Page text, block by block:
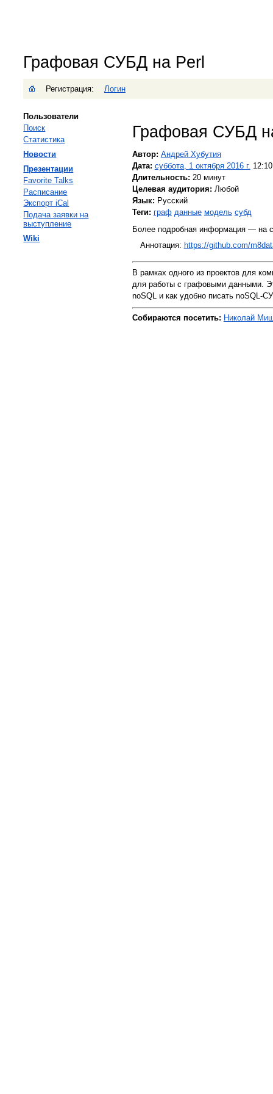
Графовая СУБД на Perl
Регистрация: Логин
Пользователи
Поиск
Статистика
Новости
Презентации
Favorite Talks
Расписание
Экспорт iCal
Подача заявки на
выступление
Wiki
Графовая СУБД
Автор: Андрей Хубутия
Дата: суббота, 1 октября 2016 г. 12:10
Длительность: 20 минут
Целевая аудитория: Любой
Язык: Русский
Теги: граф данные модель субд
Более подробная информация — на
Аннотация: https://github.com/
В рамках одного из проектов для
для работы с графовыми данными.
noSQL и как удобно писать noSQL-
Собираются посетить: Николай